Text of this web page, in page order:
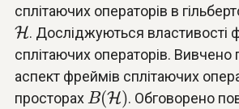
сплітаючих операторів в
H
H. Досліджуються властивості
сплітаючих операторів. Вивчено
аспект фреймів сплітаючих
просторах B(H)
B(H) . Обговорено